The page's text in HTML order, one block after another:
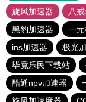
旋风加速器
八
黑豹加速器
一
ins加速器
极光
毕竟乐民下载站
酷通npv加速器